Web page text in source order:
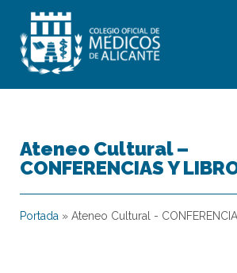
Ateneo Cultural –
CONFERENCIAS Y
Portada » Ateneo Cultural -